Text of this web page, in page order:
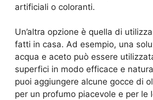
artificiali o coloranti.
Un’altra opzione è quella di
fatti in casa. Ad esempio, una
acqua e aceto può essere
superfici in modo efficace e
puoi aggiungere alcune gocce di
per un profumo piacevole e per le